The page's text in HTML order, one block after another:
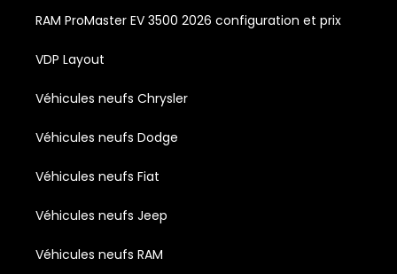
RAM ProMaster EV 3500 2026 configuration et prix
VDP Layout
Véhicules neufs Chrysler
Véhicules neufs Dodge
Véhicules neufs Fiat
Véhicules neufs Jeep
Véhicules neufs RAM